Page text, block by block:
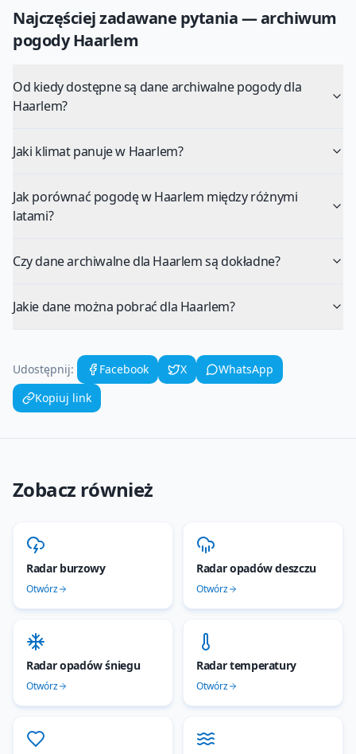
Najczęściej zadawane pytania — archiwum
pogodyHaarlem
Od kiedy dostępne są dane archiwalne pogody dla
Haarlem?
Jaki klimat panuje w Haarlem?
Jak porównać pogodę w Haarlem między różnymi
latami?
Czy dane archiwalne dla Haarlem są dokładne?
Jakie dane można pobrać dla Haarlem?
Udostępnij: Facebook X
WhatsApp
Kopiuj link
Zobacz również
Radar burzowy
Otwórz
Radar opadów deszczu
Otwórz
Radar opadów śniegu
Otwórz
Radar temperatury
Otwórz